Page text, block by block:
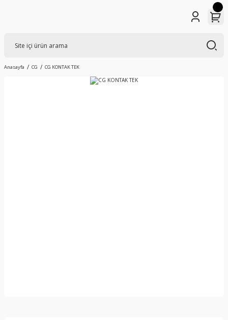
Anasayfa CG CG KONTAK TEK